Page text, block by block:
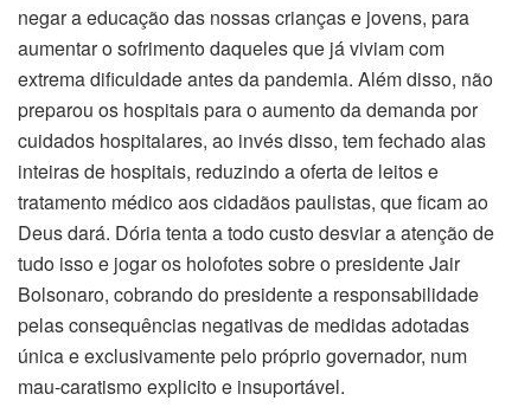
negar a educação das nossas crianças e jovens, para
aumentar o sofrimento daqueles que já viviam com
extrema dificuldade antes da pandemia. Além disso, não
preparou os hospitais para o aumento da demanda por
cuidados hospitalares, ao invés disso, tem fechado alas
inteiras de hospitais, reduzindo a oferta de leitos e
tratamento médico aos cidadãos paulistas, que ficam ao
Deus dará. Dória tenta a todo custo desviar a atenção de
tudo isso e jogar os holofotes sobre o presidente Jair
Bolsonaro, cobrando do presidente a responsabilidade
pelas consequências negativas de medidas adotadas
única e exclusivamente pelo próprio governador, num
mau-caratismo explicito e insuportável.